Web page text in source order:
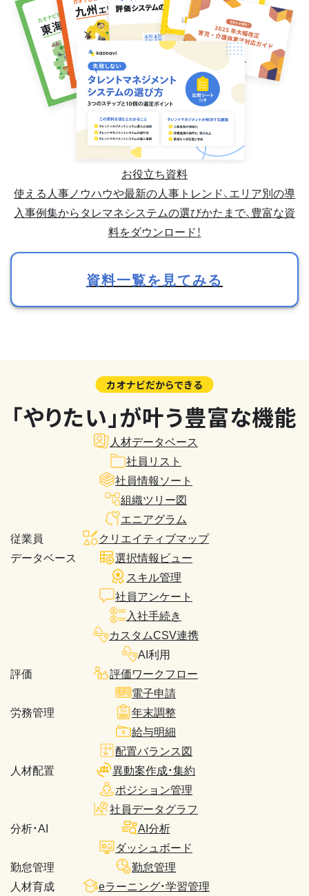
お役立ち資料
使える人事ノウハウや最新の人事トレンド、エリア別の導
入事例集からタレマネシステムの選びかたまで、豊富な資
料をダウンロード！
資料一覧を見てみる
カオナビだからできる
「やりたい」が叶う豊富な機能
従業員
データベース
人材データベース
社員リスト
社員情報ソート
組織ツリー図
エニアグラム
クリエイティブマップ
選択情報ビュー
スキル管理
社員アンケート
入社手続き
カスタムCSV連携
AI利用
評価
評価ワークフロー
労務管理
電子申請
年末調整
給与明細
人材配置
配置バランス図
異動案作成・集約
ポジション管理
分析・AI
社員データグラフ
AI分析
ダッシュボード
勤怠管理
勤怠管理
人材育成
eラーニング・学習管理